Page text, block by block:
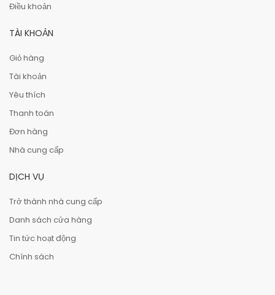
Điều khoản
TÀI KHOẢN
Giỏ hàng
Tài khoản
Yêu thích
Thanh toán
Đơn hàng
Nhà cung cấp
DỊCH VỤ
Trở thành nhà cung cấp
Danh sách cửa hàng
Tin tức hoạt động
Chính sách